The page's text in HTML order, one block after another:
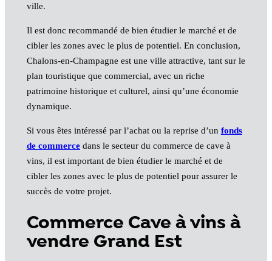
ville.
Il est donc recommandé de bien étudier le marché et de
cibler les zones avec le plus de potentiel. En conclusion,
Chalons-en-Champagne est une ville attractive, tant sur le
plan touristique que commercial, avec un riche
patrimoine historique et culturel, ainsi qu’une économie
dynamique.
Si vous êtes intéressé par l’achat ou la reprise d’un fonds
de commercedans le secteur du commerce de cave à
vins, il est important de bien étudier le marché et de
cibler les zones avec le plus de potentiel pour assurer le
succès de votre projet.
Commerce Cave à vins à
vendre Grand Est